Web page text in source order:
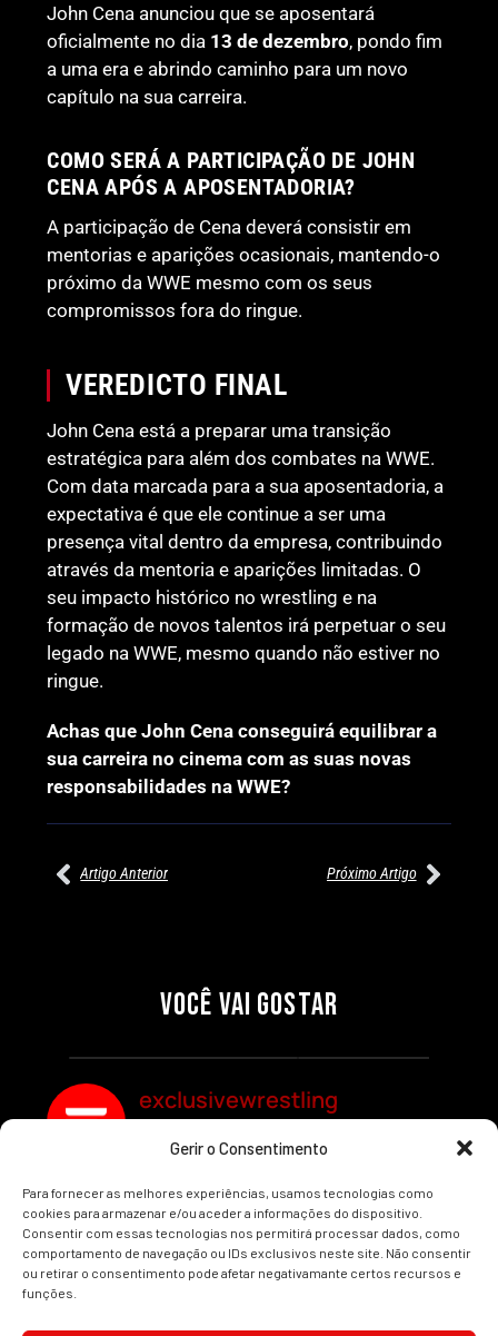
Gerir o Consentimento
Para fornecer as melhores experiências, usamos tecnologias como
cookies para armazenar e/ou aceder a informações do dispositivo.
Consentir com essas tecnologias nos permitirá processar dados, como
comportamento de navegação ou IDs exclusivos neste site. Não consentir
ou retirar o consentimento pode afetar negativamante certos recursos e
funções.
John Cena anunciou que se aposentará
oficialmente no dia 13 de dezembro, pondo fim
a uma era e abrindo caminho para um novo
capítulo na sua carreira.
COMO SERÁ A PARTICIPAÇÃO DE JOHN
CENA APÓS A APOSENTADORIA?
A participação de Cena deverá consistir em
mentorias e aparições ocasionais, mantendo-o
próximo da WWE mesmo com os seus
compromissos fora do ringue.
VEREDICTO FINAL
John Cena está a preparar uma transição
estratégica para além dos combates na WWE.
Com data marcada para a sua aposentadoria, a
expectativa é que ele continue a ser uma
presença vital dentro da empresa, contribuindo
através da mentoria e aparições limitadas. O
seu impacto histórico no wrestling e na
formação de novos talentos irá perpetuar o seu
legado na WWE, mesmo quando não estiver no
ringue.
Achas que John Cena conseguirá equilibrar a
sua carreira no cinema com as suas novas
responsabilidades na WWE?
Artigo Anterior Próximo Artigo
VOCÊ VAI GOSTAR
SEGMENTOS A NÃO PERDER
Por exclusivewrestling
MUNDIAL FEMININO NA AEW
REDEMPTION
Por exclusivewrestling
exclusivewrestling
Ver mais Artigos